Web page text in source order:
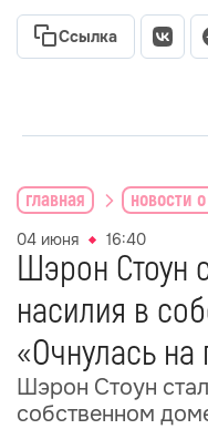
Ссылка
главная новости
04 июня 16:40
Шэрон Стоун
насилия в
«Очнулась на
Шэрон Стоун
собственном